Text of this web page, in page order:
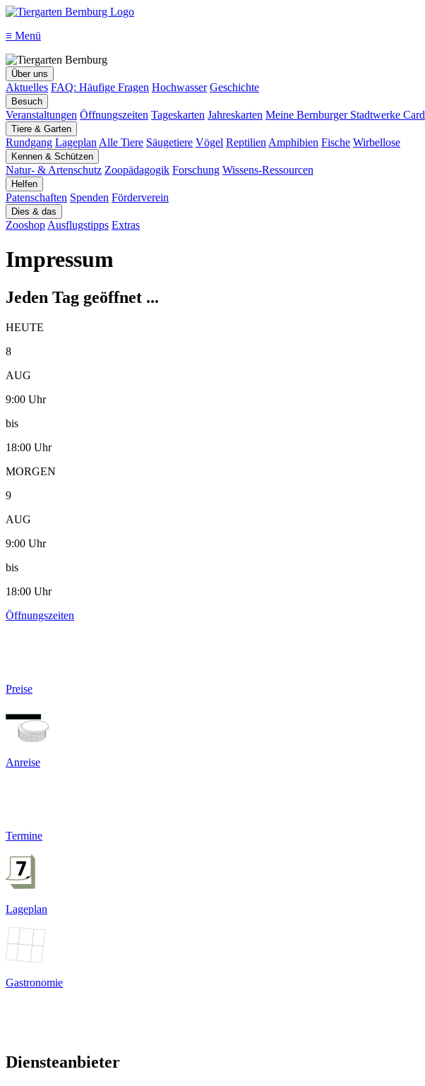
≡ Menü
Über uns
Aktuelles FAQ: Häufige Fragen Hochwasser Geschichte
Besuch
Veranstaltungen Öffnungszeiten Tageskarten Jahreskarten Meine Bernburger Stadtwerke Card
Tiere & Garten
Rundgang Lageplan Alle Tiere Säugetiere Vögel Reptilien Amphibien Fische Wirbellose
Kennen & Schützen
Natur- & Artenschutz Zoopädagogik Forschung Wissens-Ressourcen
Helfen
Patenschaften Spenden Förderverein
Dies & das
Zooshop Ausflugstipps Extras
Impressum
Jeden Tag geöffnet ...
HEUTE
8
AUG
9:00 Uhr
bis
18:00 Uhr
MORGEN
9
AUG
9:00 Uhr
bis
18:00 Uhr
Öffnungszeiten
Preise
Anreise
Termine
Lageplan
Gastronomie
Diensteanbieter